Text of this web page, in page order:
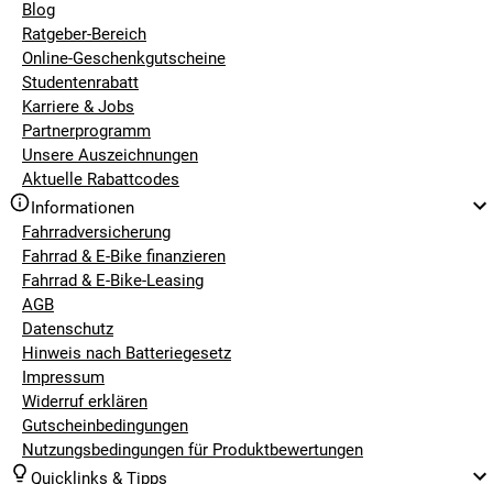
Blog
Ratgeber-Bereich
Online-Geschenkgutscheine
Studentenrabatt
Karriere & Jobs
Partnerprogramm
Unsere Auszeichnungen
Aktuelle Rabattcodes
Informationen
Fahrradversicherung
Fahrrad & E-Bike finanzieren
Fahrrad & E-Bike-Leasing
AGB
Datenschutz
Hinweis nach Batteriegesetz
Impressum
Widerruf erklären
Gutscheinbedingungen
Nutzungsbedingungen für Produktbewertungen
Quicklinks & Tipps